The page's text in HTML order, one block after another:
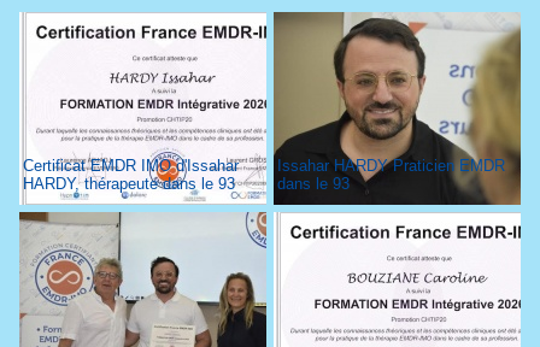
Certificat EMDR IMO d'Issahar
HARDY, thérapeute dans le 93
Issahar HARDY Praticien EMDR
dans le 93